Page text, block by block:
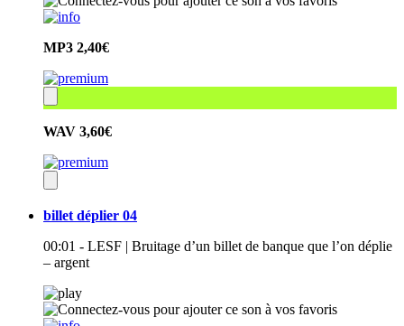
MP3 2,40€
WAV 3,60€
billet déplier 04
00:01 - LESF | Bruitage d’un billet de banque que l’on déplie
– argent